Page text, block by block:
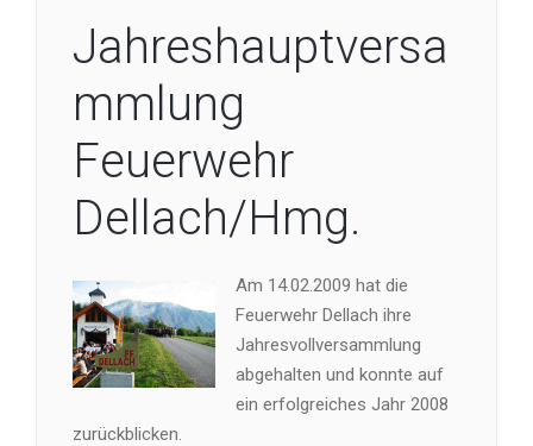
Jahreshauptversa
mmlung
Feuerwehr
Dellach/Hmg.
Am 14.02.2009 hat die
Feuerwehr Dellach ihre
Jahresvollversammlung
abgehalten und konnte auf
ein erfolgreiches Jahr 2008
zurückblicken.